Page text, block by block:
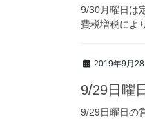
9/30月曜日は
費税増税によ
2019年9月28
9/29日曜
9/29日曜日の